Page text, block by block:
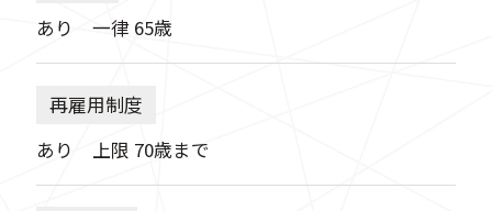
あり 一律 65歳
再雇用制度
あり 上限 70歳まで